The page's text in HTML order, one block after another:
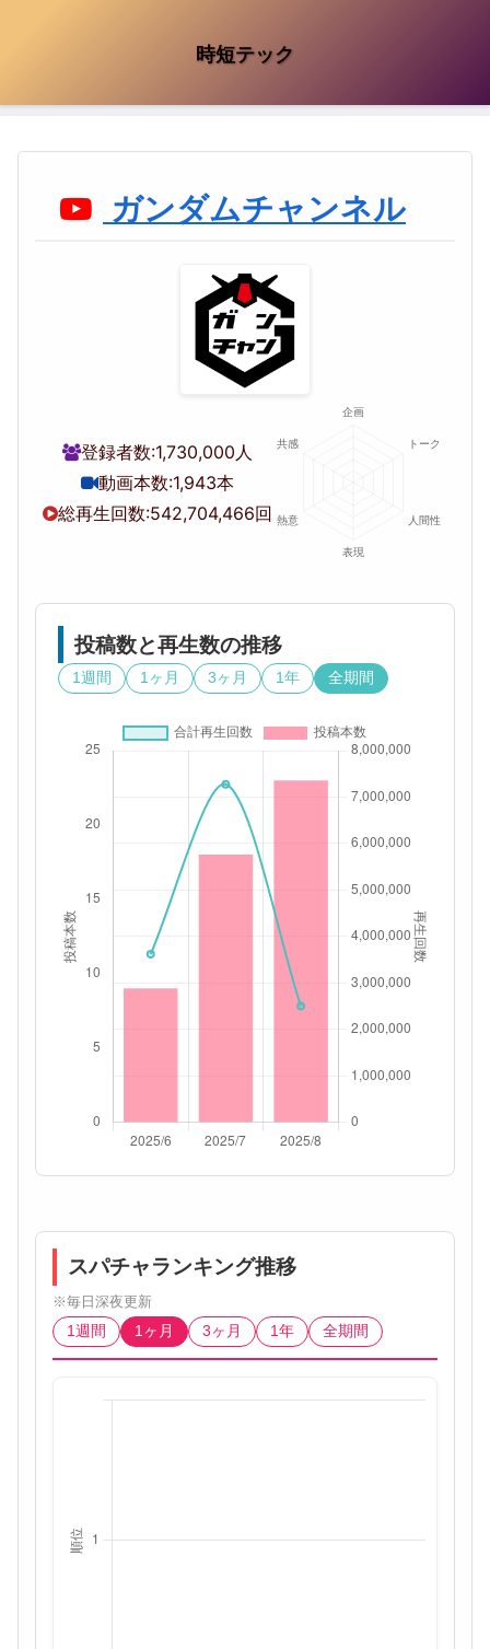
時短テック
ガンダムチャンネル
登録者数:1,730,000人
動画本数:1,943本
総再生回数:542,704,466回
投稿数と再生数の推移
1週間 1ヶ月 3ヶ月 1年 全期間
スパチャランキング推移
※毎日深夜更新
1週間
1ヶ月 3ヶ月 1年 全期間